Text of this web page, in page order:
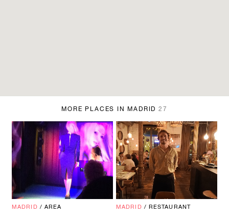
MORE PLACES IN MADRID 27
MADRID / AREA MADRID / RESTAURANT